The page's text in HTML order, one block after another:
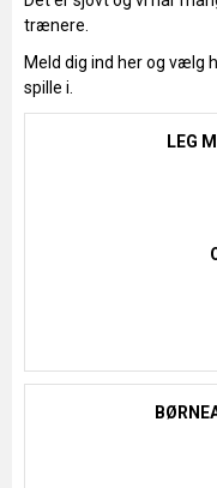
trænere.
Meld dig ind her og vælg
spille i.
LEG